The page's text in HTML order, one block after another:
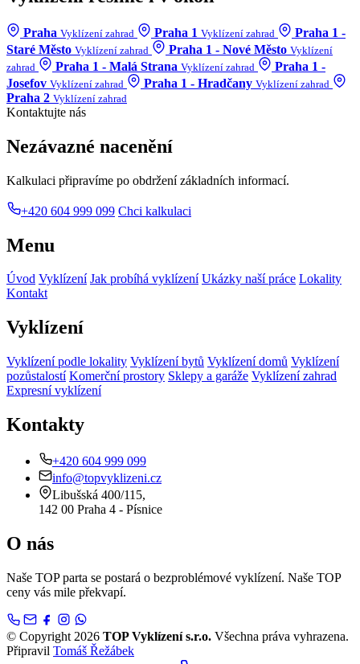
Praha Vyklízení zahrad Praha 1 Vyklízení zahrad
Praha 1 -
Staré Město Vyklízení zahrad Praha 1 - Nové Město Vyklízení
zahrad
Praha 1 - Malá Strana Vyklízení zahrad
Praha 1 -
Josefov Vyklízení zahrad Praha 1 - Hradčany Vyklízení zahrad
Praha 2 Vyklízení zahrad
Kontaktujte nás
Nezávazné nacenění
Kalkulaci připravíme po obdržení základních informací.
+420 604 999 099 Chci kalkulaci
Menu
Úvod Vyklízení Jak probíhá vyklízení Ukázky naší práce Lokality
Kontakt
Vyklízení
Vyklízení podle lokality Vyklízení bytů Vyklízení domů Vyklízení
pozůstalostí Komerční prostory Sklepy a garáže Vyklízení zahrad
Expresní vyklízení
Kontakty
+420 604 999 099
info@topvyklizeni.cz
Libušská 400/115,
142 00 Praha 4 - Písnice
O nás
Naše TOP parta se postará o bezproblémové vyklízení. Naše TOP
ceny vás mile překvapí.
© Copyright 2026 TOP Vyklízení s.r.o. Všechna práva vyhrazena.
Připravil Tomáš Řežábek